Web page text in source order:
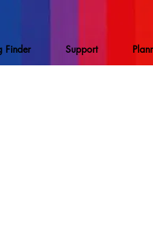
Finder Support